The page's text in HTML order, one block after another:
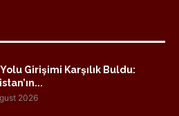
Yolu Girişimi Karşılık Buldu:
2026